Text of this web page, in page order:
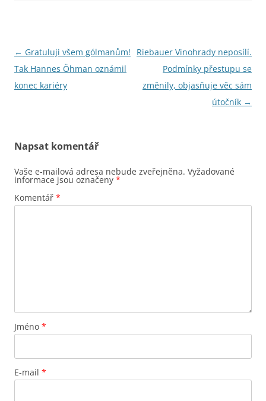
Navigace
pro
příspěvky
← Gratuluji všem gólmanům!
Tak Hannes Öhman oznámil
konec kariéry
Riebauer Vinohrady neposílí.
Podmínky přestupu se
změnily, objasňuje věc sám
útočník →
Napsat komentář
Vaše e-mailová adresa nebude zveřejněna. Vyžadované
informace jsou označeny *
Komentář *
Jméno *
E-mail *